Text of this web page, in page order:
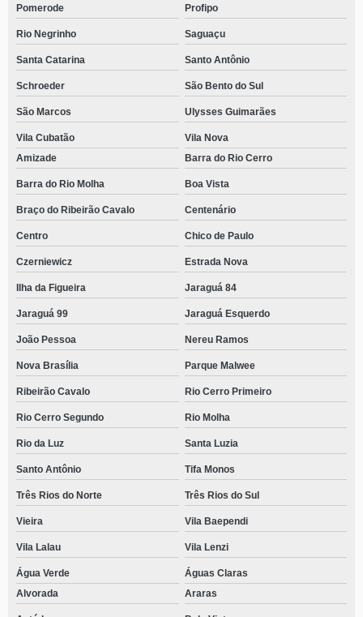
Pomerode Profipo
Rio Negrinho Saguaçu
Santa Catarina Santo Antônio
Schroeder São Bento do Sul
São Marcos Ulysses Guimarães
Vila Cubatão
Vila Nova
Amizade
Barra do Rio Cerro
Barra do Rio Molha Boa Vista
Braço do Ribeirão Cavalo Centenário
Centro Chico de Paulo
Czerniewicz Estrada Nova
Ilha da Figueira Jaraguá 84
Jaraguá 99 Jaraguá Esquerdo
João Pessoa Nereu Ramos
Nova Brasília Parque Malwee
Ribeirão Cavalo Rio Cerro Primeiro
Rio Cerro Segundo Rio Molha
Rio da Luz Santa Luzia
Santo Antônio Tifa Monos
Três Rios do Norte Três Rios do Sul
Vieira Vila Baependi
Vila Lalau Vila Lenzi
Água Verde
Águas Claras
Alvorada
Araras